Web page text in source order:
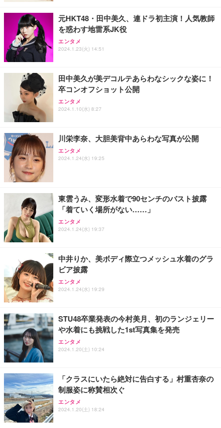
ョン PCチェア 通気性メッシュ ゲーミング/勉強/事
務用 おしゃれ パソコンチェア (ブラック)
Sezlife オフィスチェア デスクチェア 疲れない テレ
ワーク チェア 強化バックレスト 30度ロッキング機
能 人間工学 椅子 腰サポート 90度跳ね上げ式アーム
務用 おしゃれ パソコンチェア (ホワイト)
ANDWINT オフィスチェア デスクチェア 肘なし メ
ッシュ 通気性 ランバーサポート付き 腰サポート ガ
ス圧無段階昇降 360度回転 キャスター付き コンパク
【整備済み品】Dell E2724HS 27インチ 液晶モニタ
ー フルHD（1920×1080）VA 非光沢 HDMI/DisplayP
ort/VGA スピーカー内蔵 高さ調整 スイベル VESA対
【MiniLED/24.5inch/280Hz/FHD】GRAPHT THE S
HOOTER Gaming Monitor 24” Essential ゲーミン
グモニター QD 24.5インチ 1ms FHD 量子ドット 残
Smart Basic(スマートベーシック) 【Amazon.co.jp
限定】 Smart Basic アイリスオーヤマ ペットシーツ
超厚型 お徳用 ワイド 100枚入 (x 1) (ケース販売)
ュラー 200枚入【Amazon.co.jp限定】
元HKT48・田中美久、連ドラ初主演！人気教師
を惑わす地雷系JK役
エンタメ
2024.1.23(火) 14:51
田中美久が美デコルテあらわなシックな姿に！
卒コンオフショット公開
エンタメ
2024.1.10(水) 8:27
川栄李奈、大胆美背中あらわな写真が公開
エンタメ
2024.1.24(水) 19:25
東雲うみ、変形水着で90センチのバスト披露
「着ていく場所がない……」
エンタメ
2024.1.24(水) 19:37
中井りか、美ボディ際立つメッシュ水着のグラ
ビア披露
エンタメ
2024.1.24(水) 19:29
STU48卒業発表の今村美月、初のランジェリー
や水着にも挑戦した1st写真集を発売
エンタメ
2024.1.20(土) 10:24
「クラスにいたら絶対に告白する」村重杏奈の
制服姿に称賛相次ぐ
エンタメ
2024.1.20(土) 18:24